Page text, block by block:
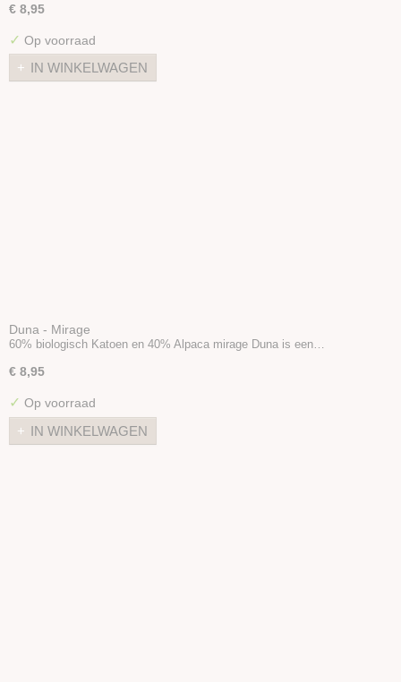
€ 8,95
✓ Op voorraad
IN WINKELWAGEN
Duna - Mirage
60% biologisch Katoen en 40% Alpaca mirage Duna is een…
€ 8,95
✓ Op voorraad
IN WINKELWAGEN